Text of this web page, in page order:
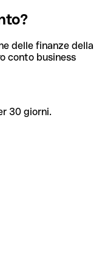
delle finanze della
conto business
30 giorni.